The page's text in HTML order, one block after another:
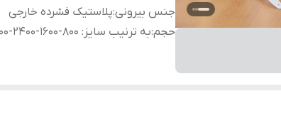
جنس بیرونی:پلاستیک فشرده خارجی
حجم:به ترنیب سایز: ۸۰۰-۱۶۰۰-۲۴۰۰-۳۲۰۰ میل